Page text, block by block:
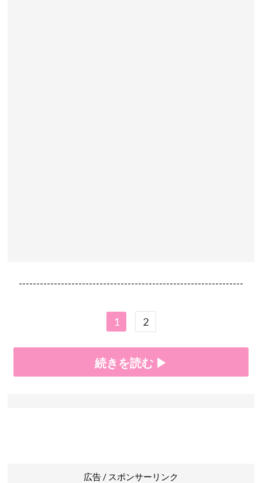
----------------------------------------------------------------
1 2
続きを読む ▶
広告 / スポンサーリンク